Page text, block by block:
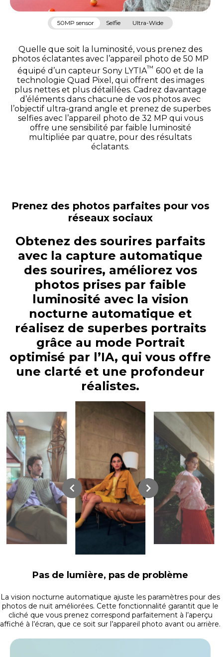
50MP sensor Selfie Ultra-Wide
Quelle que soit la luminosité, vous prenez des
photos éclatantes avec l’appareil photo de 50 MP
équipé d’un capteur Sony LYTIA™ 600 et de la
technologie Quad Pixel, qui offrent des images
plus nettes et plus détaillées. Cadrez davantage
d’éléments dans chacune de vos photos avec
l’objectif ultra-grand angle et prenez de superbes
selfies avec l’appareil photo de 32 MP qui vous
offre une sensibilité par faible luminosité
multipliée par quatre, pour des résultats
éclatants.
Prenez des photos parfaites pour vos
réseaux sociaux
Obtenez des sourires parfaits
avec la capture automatique
des sourires, améliorez vos
photos prises par faible
luminosité avec la vision
nocturne automatique et
réalisez de superbes portraits
grâce au mode Portrait
optimisé par l’IA, qui vous offre
une clarté et une profondeur
réalistes.
Pas de lumière, pas de problème
La vision nocturne automatique ajuste les paramètres pour des
photos de nuit améliorées. Cette fonctionnalité garantit que le
cliché que vous prenez correspond parfaitement à l’aperçu
affiché à l’écran, que ce soit sur l’appareil photo avant ou arrière.